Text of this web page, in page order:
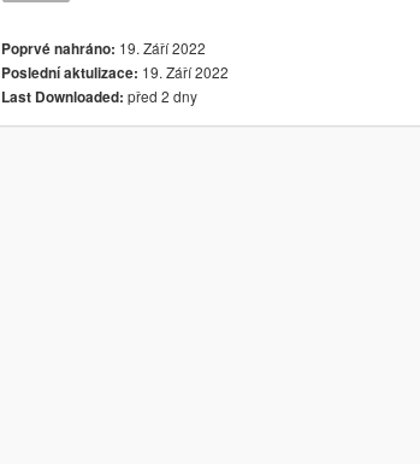
Poprvé nahráno: 19. Září 2022
Poslední aktulizace: 19. Září 2022
Last Downloaded: před 2 dny